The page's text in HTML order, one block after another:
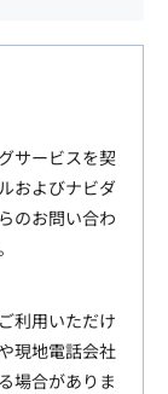
サービスを契
およびナビダ
のお問い合わ
利用いただけ
現地電話会社
場合がありま